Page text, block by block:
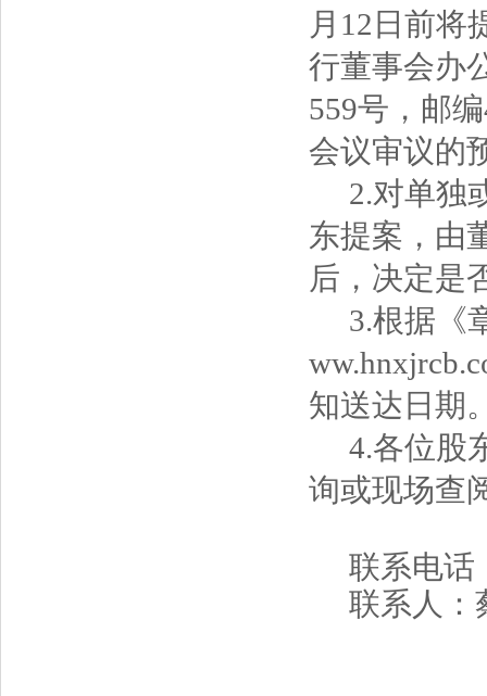
月 12 日 前将
行董事会办
559号，邮
会议审议的
2.对单独
东提案，由
后，决定是
3.根据《
知送达日期
4.各位股
询或现场查
联系电话
联系人：